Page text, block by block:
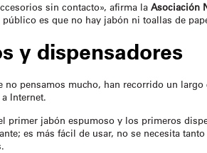
sin contacto», afirma la Asociación
es que no hay jabón ni toallas de
y dispensadores
no pensamos mucho, han recorrido un largo
Internet.
primer jabón espumoso y los primeros
es más fácil de usar, no se necesita